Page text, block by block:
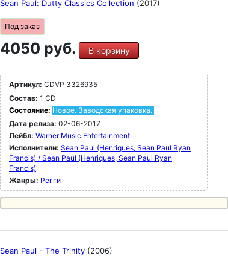
Sean Paul: Dutty Classics Collection (2017)
Под заказ
4050 руб. В корзину
Артикул: CDVP 3326935
Состав: 1 CD
Состояние: Новое. Заводская упаковка.
Дата релиза: 02-06-2017
Лейбл: Warner Music Entertainment
Исполнители: Sean Paul (Henriques, Sean Paul Ryan
Francis) / Sean Paul (Henriques, Sean Paul Ryan
Francis)
Жанры: Регги
Sean Paul - The Trinity (2006)